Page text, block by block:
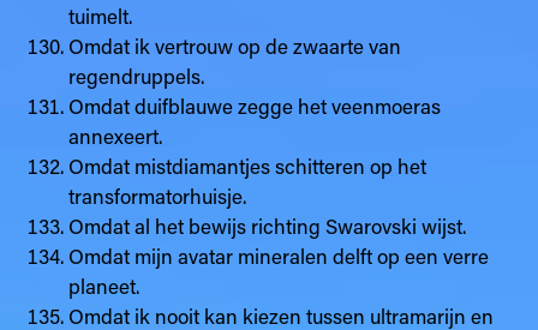
tuimelt.
Omdat ik vertrouw op de zwaarte van
regendruppels.
Omdat duifblauwe zegge het veenmoeras
annexeert.
Omdat mistdiamantjes schitteren op het
transformatorhuisje.
Omdat al het bewijs richting Swarovski wijst.
Omdat mijn avatar mineralen delft op een verre
planeet.
Omdat ik nooit kan kiezen tussen ultramarijn en